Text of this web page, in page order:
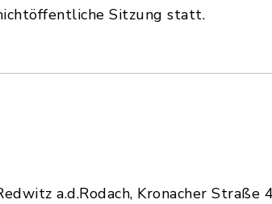
Sitzung statt.
a.d.Rodach, Kronacher Straße